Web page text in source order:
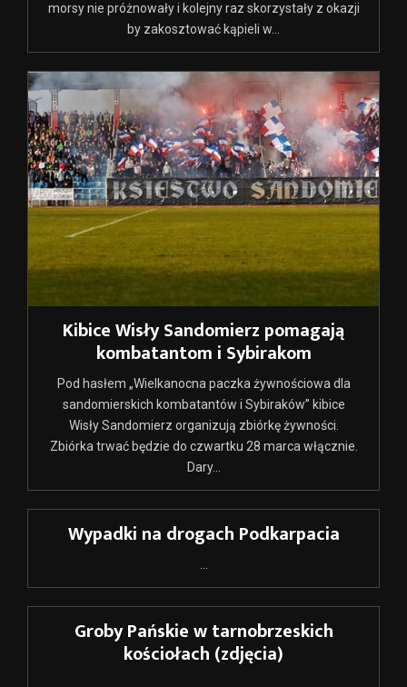
morsy nie próżnowały i kolejny raz skorzystały z okazji
by zakosztować kąpieli w...
Kibice Wisły Sandomierz pomagają
kombatantom i Sybirakom
Pod hasłem „Wielkanocna paczka żywnościowa dla
sandomierskich kombatantów i Sybiraków” kibice
Wisły Sandomierz organizują zbiórkę żywności.
Zbiórka trwać będzie do czwartku 28 marca włącznie.
Dary...
Wypadki na drogach Podkarpacia
Groby Pańskie w tarnobrzeskich
kościołach (zdjęcia)